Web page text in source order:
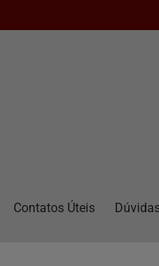
Contatos Úteis